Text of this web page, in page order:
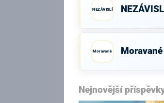
NEZÁVISLÍ
Moravané Moravané
Nejnovější